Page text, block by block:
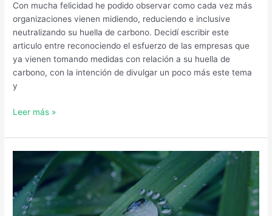
Con mucha felicidad he podido observar como cada vez más
organizaciones vienen midiendo, reduciendo e inclusive
neutralizando su huella de carbono. Decidí escribir este
articulo entre reconociendo el esfuerzo de las empresas que
ya vienen tomando medidas con relación a su huella de
carbono, con la intención de divulgar un poco más este tema
y
Leer más »
carbono:
el
impacto